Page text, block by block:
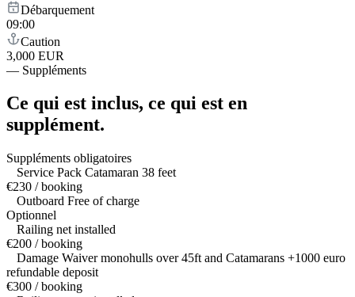
Débarquement
09:00
Caution
3,000 EUR
— Suppléments
Ce qui est inclus, ce qui est en
supplément.
Suppléments obligatoires
Service Pack Catamaran 38 feet
€230 / booking
Outboard Free of charge
Optionnel
Railing net installed
€200 / booking
Damage Waiver monohulls over 45ft and Catamarans +1000 euro
refundable deposit
€300 / booking